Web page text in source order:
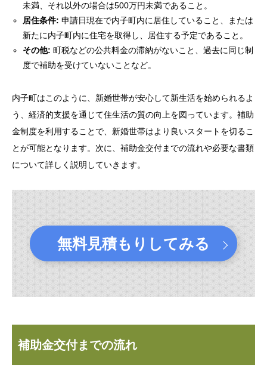
未満、それ以外の場合は500万円未満であること。
居住条件: 申請日現在で内子町内に居住していること、または
新たに内子町内に住宅を取得し、居住する予定であること。
その他: 町税などの公共料金の滞納がないこと、過去に同じ制
度で補助を受けていないことなど。
内子町はこのように、新婚世帯が安心して新生活を始められるよ
う、経済的支援を通じて住生活の質の向上を図っています。補助
金制度を利用することで、新婚世帯はより良いスタートを切るこ
とが可能となります。次に、補助金交付までの流れや必要な書類
について詳しく説明していきます。
無料見積もりしてみる
補助金交付までの流れ